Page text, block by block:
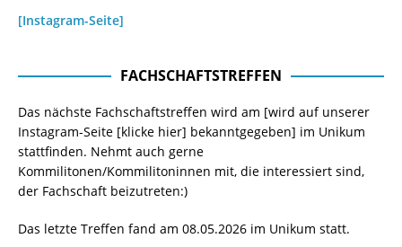
[Instagram-Seite]
FACHSCHAFTSTREFFEN
Das nächste Fachschaftstreffen wird am [wird auf unserer
Instagram-Seite [klicke hier] bekanntgegeben] im Unikum
stattfinden. Nehmt auch gerne
Kommilitonen/Kommilitoninnen mit, die interessiert sind,
der Fachschaft beizutreten:)
Das letzte Treffen fand am 08.05.2026 im Unikum statt.